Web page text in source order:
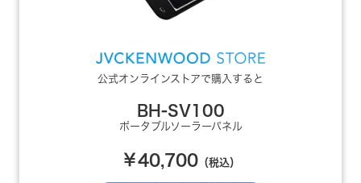
公式オンラインストアで購入すると
BH-SV100
ポータブルソーラーパネル
￥40,700（税込）